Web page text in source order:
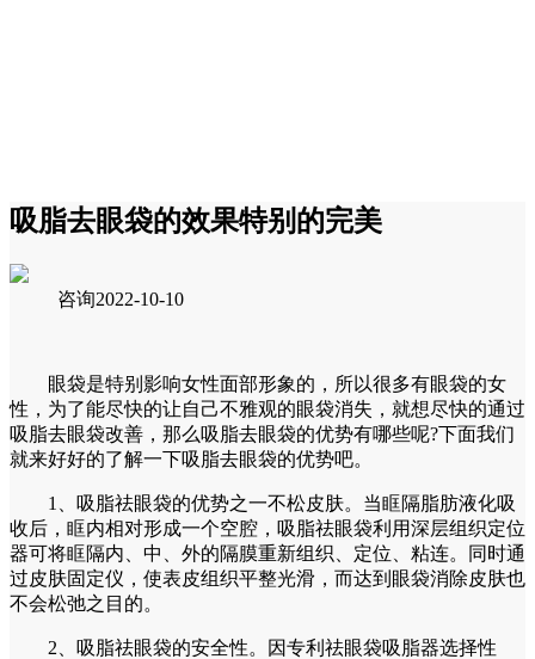
吸脂去眼袋的效果特别的完美
咨询2022-10-10
眼袋是特别影响女性面部形象的，所以很多有眼袋的女
性，为了能尽快的让自己不雅观的眼袋消失，就想尽快的通过
吸脂去眼袋改善，那么吸脂去眼袋的优势有哪些呢?下面我们
就来好好的了解一下吸脂去眼袋的优势吧。
1、吸脂祛眼袋的优势之一不松皮肤。当眶隔脂肪液化吸
收后，眶内相对形成一个空腔，吸脂祛眼袋利用深层组织定位
器可将眶隔内、中、外的隔膜重新组织、定位、粘连。同时通
过皮肤固定仪，使表皮组织平整光滑，而达到眼袋消除皮肤也
不会松弛之目的。
2、吸脂祛眼袋的安全性。因专利祛眼袋吸脂器选择性